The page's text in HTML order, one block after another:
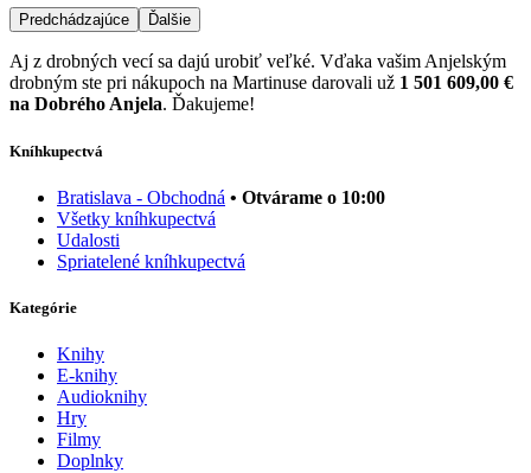
Predchádzajúce Ďalšie
Aj z drobných vecí sa dajú urobiť veľké. Vďaka vašim Anjelským
drobným ste pri nákupoch na Martinuse darovali už 1 501 609,00 €
na Dobrého Anjela. Ďakujeme!
Kníhkupectvá
Bratislava - Obchodná • Otvárame o 10:00
Všetky kníhkupectvá
Udalosti
Spriatelené kníhkupectvá
Kategórie
Knihy
E-knihy
Audioknihy
Hry
Filmy
Doplnky